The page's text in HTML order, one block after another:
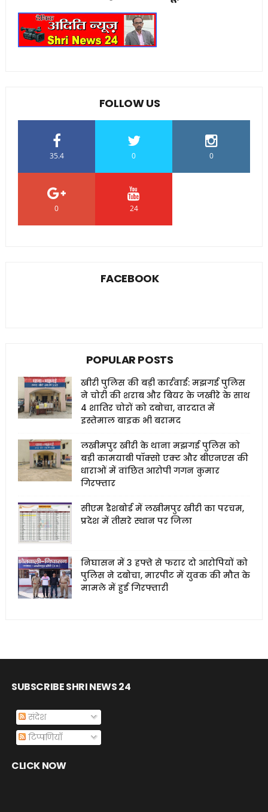
FOLLOW US
35.4 0 0
0 24
FACEBOOK
POPULAR POSTS
खीरी पुलिस की बड़ी कार्रवाई: मझगई पुलिस
ने चोरी की शराब और बियर के जखीरे के साथ
4 शातिर चोरों को दबोचा, वारदात में
इस्तेमाल बाइक भी बरामद
लखीमपुर खीरी के थाना मझगई पुलिस को
बड़ी कामयाबी पॉक्सो एक्ट और बीएनएस की
धाराओं में वांछित आरोपी गगन कुमार
गिरफ्तार
सीएम डैशबोर्ड में लखीमपुर खीरी का परचम,
प्रदेश में तीसरे स्थान पर जिला
निघासन में 3 हफ्ते से फरार दो आरोपियों को
पुलिस ने दबोचा, मारपीट में युवक की मौत के
मामले में हुई गिरफ्तारी
SUBSCRIBE SHRI NEWS 24
संदेश
टिप्पणियाँ
CLICK NOW